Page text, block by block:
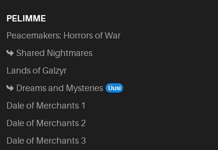
PELIMME
Peacemakers: Horrors of War
Shared Nightmares
Lands of Galzyr
Dreams and Mysteries
Dale of Merchants 1
Dale of Merchants 2
Dale of Merchants 3